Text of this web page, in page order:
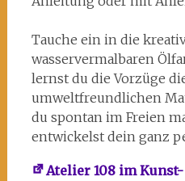
Tauche ein in die
wasservermalbaren
lernst du die Vorzüge
umweltfreundlichen
du spontan im Freien
entwickelst dein ganz
Atelier 108 im